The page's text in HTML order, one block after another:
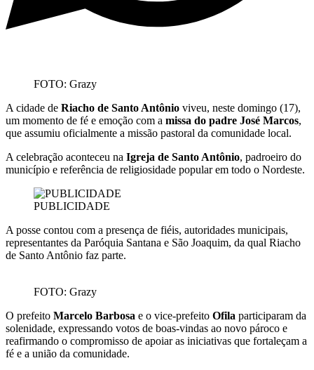
FOTO: Grazy
A cidade de Riacho de Santo Antônio viveu, neste domingo (17),
um momento de fé e emoção com a missa do padre José Marcos,
que assumiu oficialmente a missão pastoral da comunidade local.
A celebração aconteceu na Igreja de Santo Antônio, padroeiro do
município e referência de religiosidade popular em todo o Nordeste.
PUBLICIDADE
A posse contou com a presença de fiéis, autoridades municipais,
representantes da Paróquia Santana e São Joaquim, da qual Riacho
de Santo Antônio faz parte.
FOTO: Grazy
O prefeito Marcelo Barbosa e o vice-prefeito Ofila participaram da
solenidade, expressando votos de boas-vindas ao novo pároco e
reafirmando o compromisso de apoiar as iniciativas que fortaleçam a
fé e a união da comunidade.